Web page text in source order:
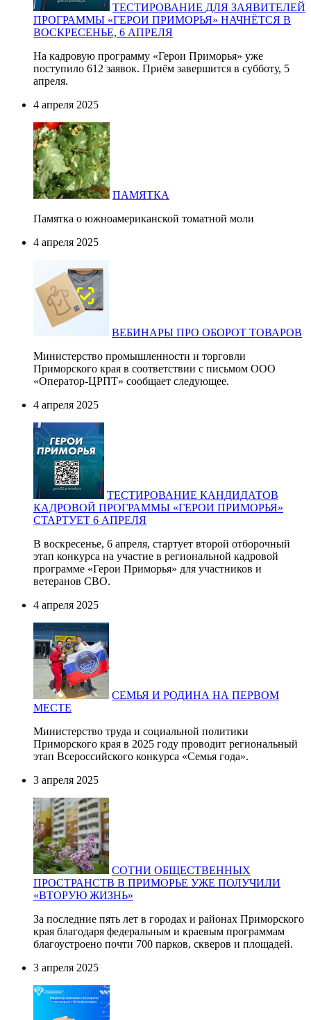
ТЕСТИРОВАНИЕ ДЛЯ ЗАЯВИТЕЛЕЙ
ПРОГРАММЫ «ГЕРОИ ПРИМОРЬЯ» НАЧНЁТСЯ В
ВОСКРЕСЕНЬЕ, 6 АПРЕЛЯ
На кадровую программу «Герои Приморья» уже
поступило 612 заявок. Приём завершится в субботу, 5
апреля.
4 апреля 2025
ПАМЯТКА
Памятка о южноамериканской томатной моли
4 апреля 2025
ВЕБИНАРЫ ПРО ОБОРОТ ТОВАРОВ
Министерство промышленности и торговли
Приморского края в соответствии с письмом ООО
«Оператор-ЦРПТ» сообщает следующее.
4 апреля 2025
ТЕСТИРОВАНИЕ КАНДИДАТОВ
КАДРОВОЙ ПРОГРАММЫ «ГЕРОИ ПРИМОРЬЯ»
СТАРТУЕТ 6 АПРЕЛЯ
В воскресенье, 6 апреля, стартует второй отборочный
этап конкурса на участие в региональной кадровой
программе «Герои Приморья» для участников и
ветеранов СВО.
4 апреля 2025
СЕМЬЯ И РОДИНА НА ПЕРВОМ
МЕСТЕ
Министерство труда и социальной политики
Приморского края в 2025 году проводит региональный
этап Всероссийского конкурса «Семья года».
3 апреля 2025
СОТНИ ОБЩЕСТВЕННЫХ
ПРОСТРАНСТВ В ПРИМОРЬЕ УЖЕ ПОЛУЧИЛИ
«ВТОРУЮ ЖИЗНЬ»
За последние пять лет в городах и районах Приморского
края благодаря федеральным и краевым программам
благоустроено почти 700 парков, скверов и площадей.
3 апреля 2025